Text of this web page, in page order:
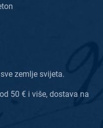
zemlje svijeta.
50 € i više, dostava na